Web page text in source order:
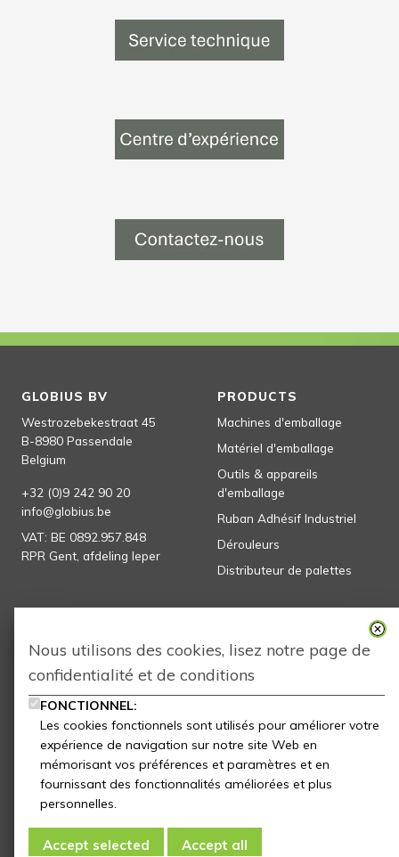
GLOBIUS BV
Westrozebekestraat 45
B-8980 Passendale
Belgium
+32 (0)9 242 90 20
info@globius.be
VAT: BE 0892.957.848
RPR Gent, afdeling Ieper
PRODUCTS
Machines d'emballage
Matériel d'emballage
Outils & appareils
d'emballage
Ruban Adhésif Industriel
Dérouleurs
Distributeur de palettes
Homepage
Producten
Globius
Partners
Blog
Contact
Download
newsletter
Nous utilisons des cookies, lisez notre page de
confidentialité et de conditions
FONCTIONNEL:
Les cookies fonctionnels sont utilisés pour améliorer votre
expérience de navigation sur notre site Web en
mémorisant vos préférences et paramètres et en
fournissant des fonctionnalités améliorées et plus
personnelles.
Accept selected Accept all